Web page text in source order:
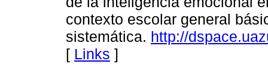
contexto escolar general
sistemática. http://
[ Links ]